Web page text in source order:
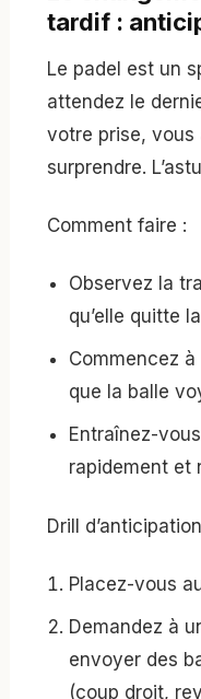
tardif :
Le padel est un
attendez le
votre prise, vous
surprendre.
Comment faire :
Observez la
qu’elle quitte
Commencez
que la balle
Entraînez-
rapidement et
Drill
Placez-vous
Demandez à
envoyer des
(coup droit,